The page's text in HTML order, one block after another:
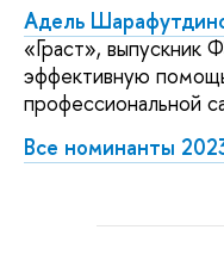
Адель
«Граст», выпускник
эффективную
профессиональной
Все номинанты